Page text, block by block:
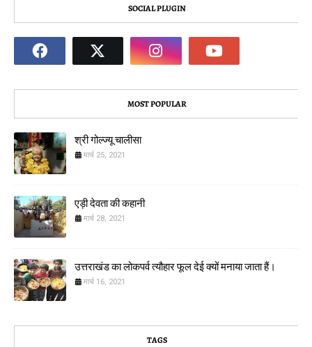
SOCIAL PLUGIN
MOST POPULAR
श्री गोल्ज्यू चालीसा
मार्च 25, 2021
एड़ी देवता की कहानी
मार्च 28, 2021
उत्तराखंड का लोकपर्व त्यौहार फूल देई क्यों मनाया जाता हैं।
मार्च 16, 2021
TAGS